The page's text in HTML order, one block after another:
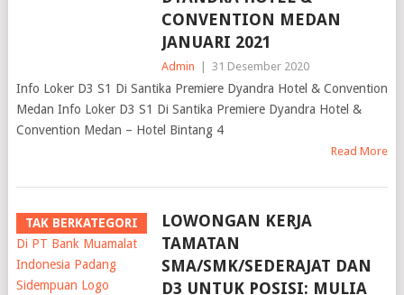
CONVENTION MEDAN
JANUARI 2021
Admin 31 Desember 2020
Info Loker D3 S1 Di Santika Premiere Dyandra Hotel & Convention
Medan Info Loker D3 S1 Di Santika Premiere Dyandra Hotel &
Convention Medan – Hotel Bintang 4
Read More
TAK BERKATEGORI
LOWONGAN KERJA
TAMATAN
SMA/SMK/SEDERAJAT DAN
D3 UNTUK POSISI: MULIA